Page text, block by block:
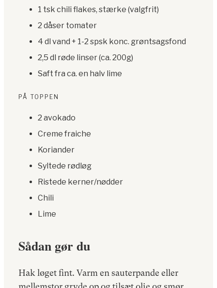
1 tsk chili flakes, stærke (valgfrit)
2 dåser tomater
4 dl vand + 1-2 spsk konc. grøntsagsfond
2,5 dl røde linser (ca. 200g)
Saft fra ca. en halv lime
PÅ TOPPEN
2 avokado
Creme fraiche
Koriander
Syltede rødløg
Ristede kerner/nødder
Chili
Lime
Sådan gør du
Hak løget fint. Varm en sauterpande eller